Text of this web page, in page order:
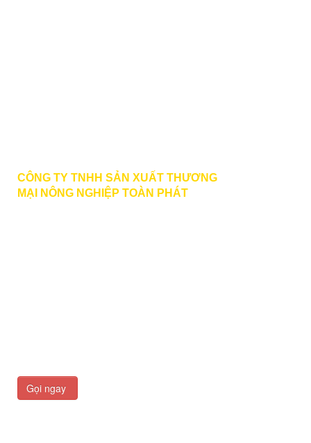
CÔNG TY TNHH SẢN XUẤT THƯƠNG
MẠI
NÔNG NGHIỆP TOÀN PHÁT
Gọi ngay